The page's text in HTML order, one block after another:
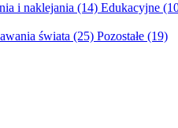
i naklejania (14) Edukacyjne
świata (25) Pozostałe (19)